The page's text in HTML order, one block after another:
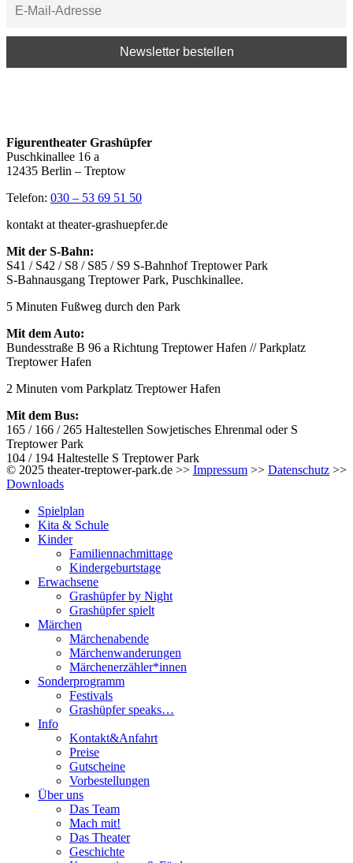
Figurentheater Grashüpfer
Puschkinallee 16 a
12435 Berlin – Treptow
Telefon: 030 – 53 69 51 50
kontakt at theater-grashuepfer.de
Mit der S-Bahn:
S41 / S42 / S8 / S85 / S9 S-Bahnhof Treptower Park
S-Bahnausgang Treptower Park, Puschkinallee.
5 Minuten Fußweg durch den Park
Mit dem Auto:
Bundesstraße B 96 a Richtung Treptower Hafen // Parkplatz
Treptower Hafen
2 Minuten vom Parkplatz Treptower Hafen
Mit dem Bus:
165 / 166 / 265 Haltestellen Sowjetisches Ehrenmal oder S
Treptower Park
104 / 194 Haltestelle S Treptower Park
© 2025 theater-treptower-park.de >> Impressum >> Datenschutz >>
Downloads
Spielplan
Kita & Schule
Kinder
Familiennachmittage
Kindergeburtstage
Erwachsene
Grashüpfer by Night
Grashüpfer spielt
Märchen
Märchenabende
Märchenwanderungen
Märchenerzähler*innen
Sonderprogramm
Festivals
Grashüpfer speaks…
Info
Kontakt&Anfahrt
Preise
Gutscheine
Vorbestellungen
Über uns
Das Team
Mach mit!
Das Theater
Geschichte